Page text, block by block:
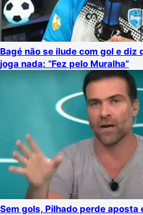
Bagé não se ilude com gol e diz
joga nada: “Fez pelo Muralha”
Sem gols, Pilhado perde aposta